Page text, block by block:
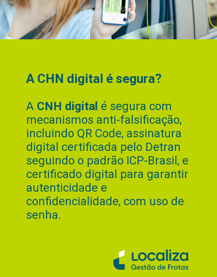
A CHN digital é segura?
A CNH digital é segura com
mecanismos anti-falsificação,
incluindo QR Code, assinatura
digital certificada pelo Detran
seguindo o padrão ICP-Brasil, e
certificado digital para garantir
autenticidade e
confidencialidade, com uso de
senha.